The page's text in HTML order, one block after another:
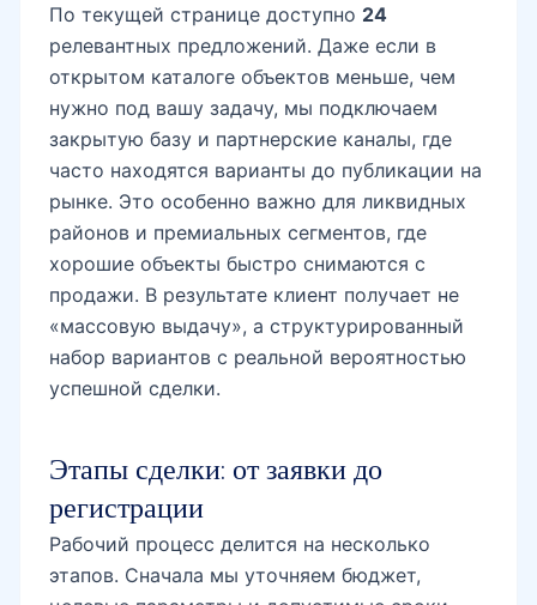
закрытую базу и партнерские каналы, где
часто находятся варианты до публикации на
рынке. Это особенно важно для ликвидных
районов и премиальных сегментов, где
хорошие объекты быстро снимаются с
продажи. В результате клиент получает не
«массовую выдачу», а структурированный
набор вариантов с реальной вероятностью
успешной сделки.
Этапы сделки: от заявки до
регистрации
этапов. Сначала мы уточняем бюджет,
Затем собираем актуальную выборку,
проводим переговоры по условиям и
организуем показы. После выбора объекта